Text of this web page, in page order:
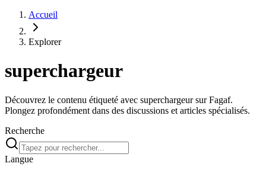
Accueil
Explorer
superchargeur
Découvrez le contenu étiqueté avec superchargeur sur Fagaf.
Plongez profondément dans des discussions et articles spécialisés.
Recherche
Langue